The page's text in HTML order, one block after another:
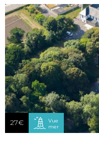
27€
Vue
mer